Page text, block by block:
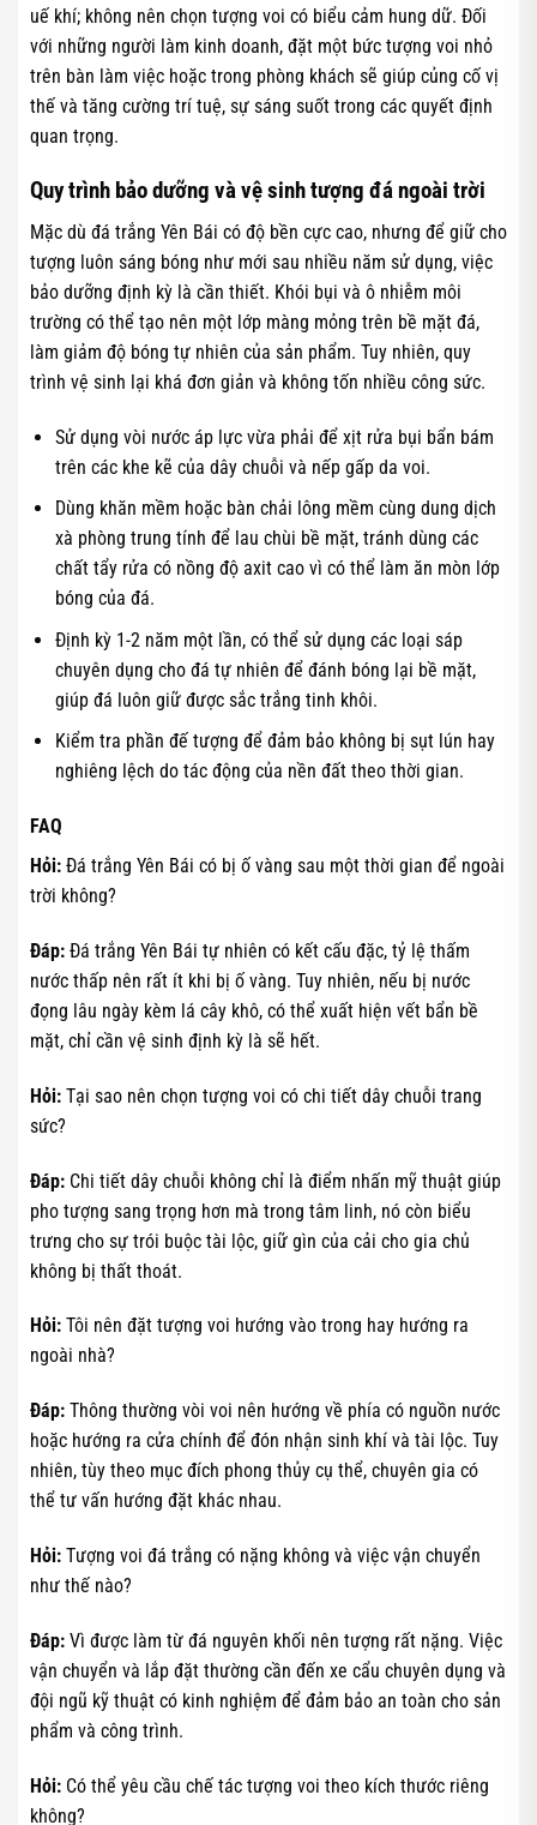
uế khí; không nên chọn tượng voi có biểu cảm hung dữ. Đối
với những người làm kinh doanh, đặt một bức tượng voi nhỏ
trên bàn làm việc hoặc trong phòng khách sẽ giúp củng cố vị
thế và tăng cường trí tuệ, sự sáng suốt trong các quyết định
quan trọng.
Quy trình bảo dưỡng và vệ sinh tượng đá ngoài trời
Mặc dù đá trắng Yên Bái có độ bền cực cao, nhưng để giữ cho
tượng luôn sáng bóng như mới sau nhiều năm sử dụng, việc
bảo dưỡng định kỳ là cần thiết. Khói bụi và ô nhiễm môi
trường có thể tạo nên một lớp màng mỏng trên bề mặt đá,
làm giảm độ bóng tự nhiên của sản phẩm. Tuy nhiên, quy
trình vệ sinh lại khá đơn giản và không tốn nhiều công sức.
Sử dụng vòi nước áp lực vừa phải để xịt rửa bụi bẩn bám
trên các khe kẽ của dây chuỗi và nếp gấp da voi.
Dùng khăn mềm hoặc bàn chải lông mềm cùng dung dịch
xà phòng trung tính để lau chùi bề mặt, tránh dùng các
chất tẩy rửa có nồng độ axit cao vì có thể làm ăn mòn lớp
bóng của đá.
Định kỳ 1-2 năm một lần, có thể sử dụng các loại sáp
chuyên dụng cho đá tự nhiên để đánh bóng lại bề mặt,
giúp đá luôn giữ được sắc trắng tinh khôi.
Kiểm tra phần đế tượng để đảm bảo không bị sụt lún hay
nghiêng lệch do tác động của nền đất theo thời gian.
FAQ
Hỏi: Đá trắng Yên Bái có bị ố vàng sau một thời gian để ngoài
trời không?
Đáp: Đá trắng Yên Bái tự nhiên có kết cấu đặc, tỷ lệ thấm
nước thấp nên rất ít khi bị ố vàng. Tuy nhiên, nếu bị nước
đọng lâu ngày kèm lá cây khô, có thể xuất hiện vết bẩn bề
mặt, chỉ cần vệ sinh định kỳ là sẽ hết.
Hỏi: Tại sao nên chọn tượng voi có chi tiết dây chuỗi trang
sức?
Đáp: Chi tiết dây chuỗi không chỉ là điểm nhấn mỹ thuật giúp
pho tượng sang trọng hơn mà trong tâm linh, nó còn biểu
trưng cho sự trói buộc tài lộc, giữ gìn của cải cho gia chủ
không bị thất thoát.
Hỏi: Tôi nên đặt tượng voi hướng vào trong hay hướng ra
ngoài nhà?
Đáp: Thông thường vòi voi nên hướng về phía có nguồn nước
hoặc hướng ra cửa chính để đón nhận sinh khí và tài lộc. Tuy
nhiên, tùy theo mục đích phong thủy cụ thể, chuyên gia có
thể tư vấn hướng đặt khác nhau.
Hỏi: Tượng voi đá trắng có nặng không và việc vận chuyển
như thế nào?
Đáp: Vì được làm từ đá nguyên khối nên tượng rất nặng. Việc
vận chuyển và lắp đặt thường cần đến xe cẩu chuyên dụng và
đội ngũ kỹ thuật có kinh nghiệm để đảm bảo an toàn cho sản
phẩm và công trình.
Hỏi: Có thể yêu cầu chế tác tượng voi theo kích thước riêng
không?